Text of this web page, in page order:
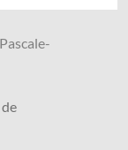
Pascale-